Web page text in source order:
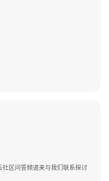
区问答频道来与我们联系探讨